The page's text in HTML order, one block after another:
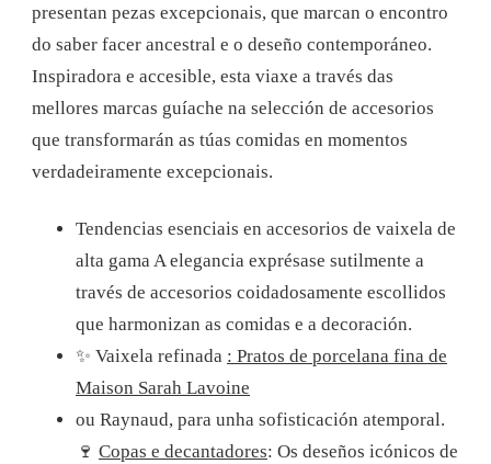
presentan pezas excepcionais, que marcan o encontro
do saber facer ancestral e o deseño contemporáneo.
Inspiradora e accesible, esta viaxe a través das
mellores marcas guíache na selección de accesorios
que transformarán as túas comidas en momentos
verdadeiramente excepcionais.
Tendencias esenciais en accesorios de vaixela de
alta gamaA elegancia exprésase sutilmente a
través de accesorios coidadosamente escollidos
que harmonizan as comidas e a decoración.
✨ Vaixela refinada : Pratos de porcelana fina de
Maison Sarah Lavoine
ou Raynaud, para unha sofisticación atemporal.
🍷 Copas e decantadores: Os deseños icónicos de